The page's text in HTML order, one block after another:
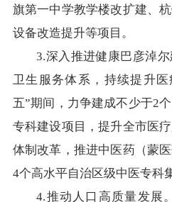
旗第一中学教学楼改扩建、
设备改造提升等项目。
3.深入推进健康巴彦淖
卫生服务体系，持续提升
五”期间，力争建成不少于2
专科建设项目，提升全市医
体制改革，推进中医药（蒙
4个高水平自治区级中医专科
4.推动人口高质量发展